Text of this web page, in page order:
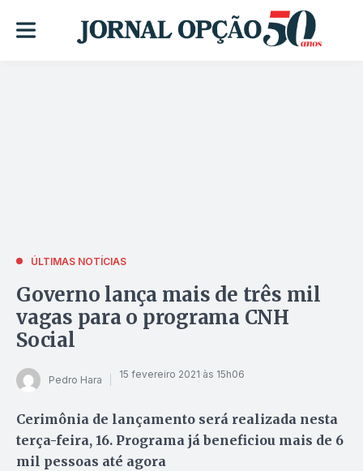
ÚLTIMAS NOTÍCIAS
Governo lança mais de três mil
vagas para o programa CNH
Social
Pedro Hara 15 fevereiro 2021 às 15h06
Cerimônia de lançamento será realizada nesta
terça-feira, 16. Programa já beneficiou mais de 6
mil pessoas até agora